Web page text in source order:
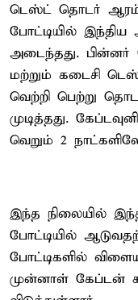
டெஸ்ட் தொடர்
போட்டியில்
அடைந்தது. பின்னர்
மற்றும் கடைசி
வெற்றி பெற்று
முடித்தது.
வெறும் 2
இந்த நிலையில்
போட்டியில்
போட்டிகளில்
முன்னாள் கேப்டன்